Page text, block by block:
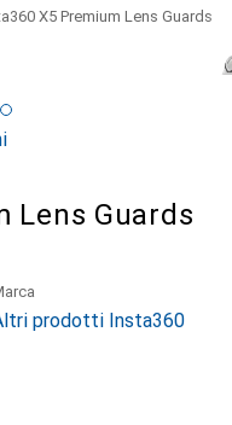
X5 Premium Lens Guards
Lens Guards
prodotti Insta360